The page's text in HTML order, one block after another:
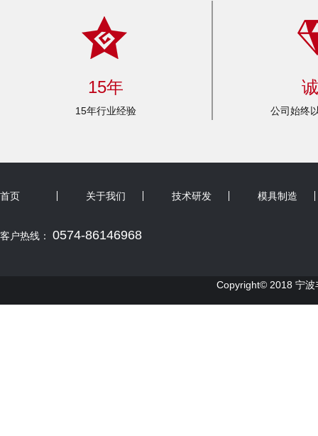
15年
15年行业经验 公司始终
首页 关于我们 技术研发 模具制造
客户热线： 0574-86146968
Copyright© 2018 宁波